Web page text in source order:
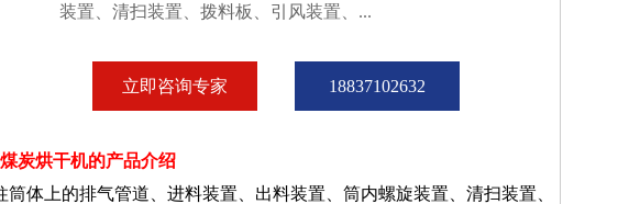
装置、清扫装置、拨料板、引风装置、...
立即咨询专家 18837102632
煤炭烘干机的产品介绍
上的排气管道、进料装置、出料装置、筒内螺旋装置、清扫装置、